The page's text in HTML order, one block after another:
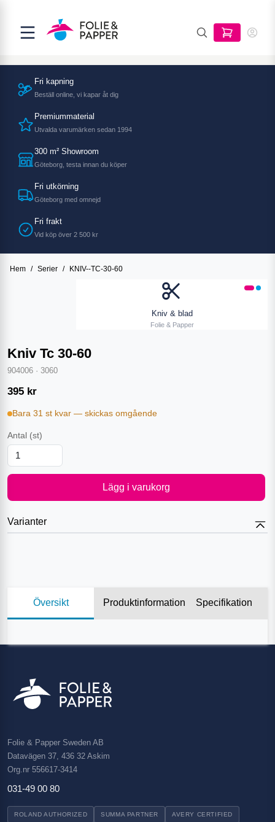
Fri kapning
Beställ online, vi kapar åt dig
Premiummaterial
Utvalda varumärken sedan 1994
300 m² Showroom
Göteborg, testa innan du köper
Fri utkörning
Göteborg med omnejd
Fri frakt
Vid köp över 2 500 kr
Hem / Serier / KNIV--TC-30-60
Kniv & blad
Folie & Papper
Kniv Tc 30-60
904006 · 3060
395 kr
Bara 31 st kvar — skickas omgående
Antal (st)
Lägg i varukorg
Varianter
Översikt Produktinformation Specifikation
Folie & Papper Sweden AB
Datavägen 37, 436 32 Askim
Org.nr 556617-3414
031-49 00 80
ROLAND AUTHORIZED SUMMA PARTNER AVERY CERTIFIED